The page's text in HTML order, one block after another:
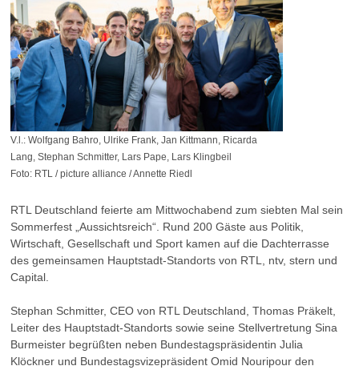
V.l.: Wolfgang Bahro, Ulrike Frank, Jan Kittmann, Ricarda
Lang, Stephan Schmitter, Lars Pape, Lars Klingbeil
Foto: RTL / picture alliance / Annette Riedl
RTL Deutschland feierte am Mittwochabend zum siebten Mal sein
Sommerfest „Aussichtsreich“. Rund 200 Gäste aus Politik,
Wirtschaft, Gesellschaft und Sport kamen auf die Dachterrasse
des gemeinsamen Hauptstadt-Standorts von RTL, ntv, stern und
Capital.
Stephan Schmitter, CEO von RTL Deutschland, Thomas Präkelt,
Leiter des Hauptstadt-Standorts sowie seine Stellvertretung Sina
Burmeister begrüßten neben Bundestagspräsidentin Julia
Klöckner und Bundestagsvizepräsident Omid Nouripour den